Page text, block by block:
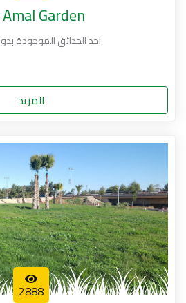
Garden
احد الحدائق الموجودة
المزيد
2888